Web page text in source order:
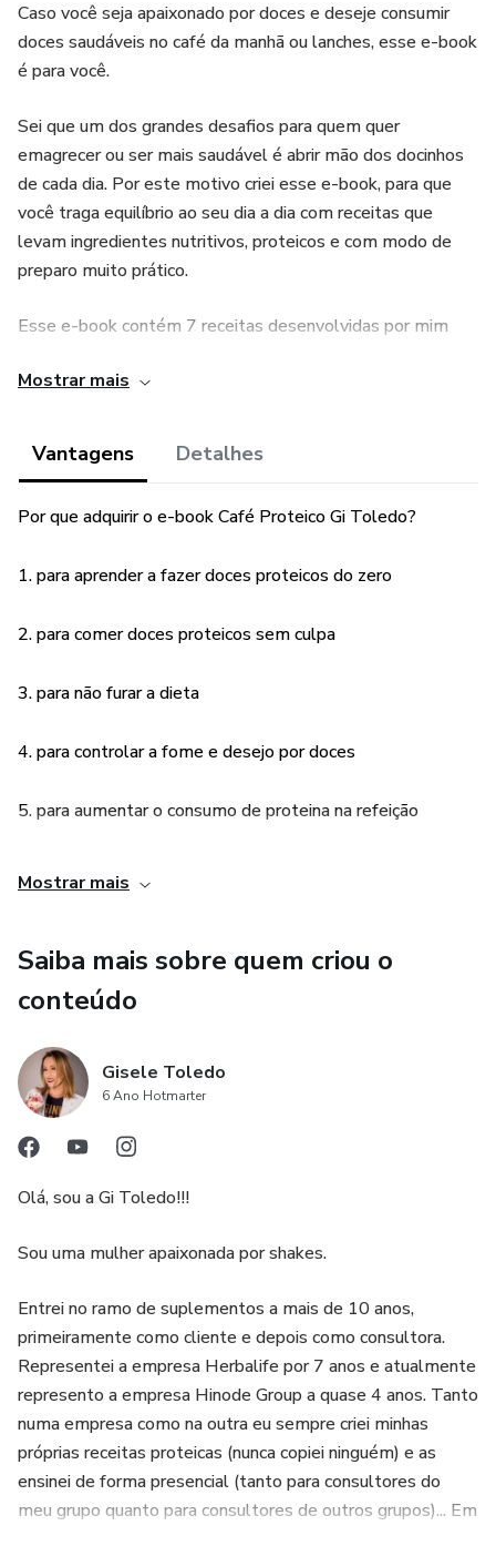
Caso você seja apaixonado por doces e deseje consumir
doces saudáveis no café da manhã ou lanches, esse e-book
é para você.
Sei que um dos grandes desafios para quem quer
emagrecer ou ser mais saudável é abrir mão dos docinhos
de cada dia. Por este motivo criei esse e-book, para que
você traga equilíbrio ao seu dia a dia com receitas que
levam ingredientes nutritivos, proteicos e com modo de
preparo muito prático.
Esse e-book contém 7 receitas desenvolvidas por mim
diversas formas de consumir o Shake Hinode Group.
surpreenda-se com o sabor e qualidade de cada uma delas.
Geladinho, Panqueca, Bolo de caneca, Mingau de aveia e
Mostrar mais
Vantagens Detalhes
Por que adquirir o e-book Café Proteico Gi Toledo?
1. para aprender a fazer doces proteicos do zero
2. para comer doces proteicos sem culpa
3. para não furar a dieta
4. para controlar a fome e desejo por doces
5. para aumentar o consumo de proteina na refeição
Mostrar mais
Saiba mais sobre quem criou o
conteúdo
Gisele Toledo
6 Ano Hotmarter
Olá, sou a Gi Toledo!!!
Sou uma mulher apaixonada por shakes.
Entrei no ramo de suplementos a mais de 10 anos,
primeiramente como cliente e depois como consultora.
Representei a empresa Herbalife por 7 anos e atualmente
represento a empresa Hinode Group a quase 4 anos. Tanto
numa empresa como na outra eu sempre criei minhas
próprias receitas proteicas (nunca copiei ninguém) e as
ensinei de forma presencial (tanto para consultores do
meu grupo quanto para consultores de outros grupos)... Em